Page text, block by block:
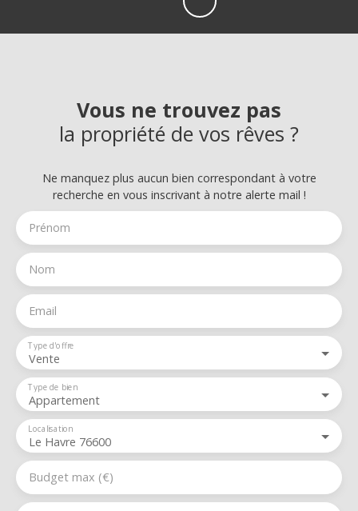
Vous ne trouvez pas
la propriété de vos rêves ?
Ne manquez plus aucun bien correspondant à votre
recherche en vous inscrivant à notre alerte mail !
Prénom
Nom
Email
Vente
Type d'offre
Appartement
Type de bien
Le Havre 76600
Localisation
Budget max (€)